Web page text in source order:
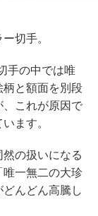
切手。
手の中では唯
と額面を別段
これが原因で
ます。
の扱いになる
一無二の大珍
んどん高騰し